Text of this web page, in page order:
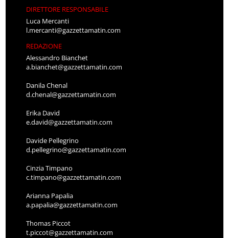
DIRETTORE RESPONSABILE
Luca Mercanti
l.mercanti@gazzettamatin.com
REDAZIONE
Alessandro Bianchet
a.bianchet@gazzettamatin.com
Danila Chenal
d.chenal@gazzettamatin.com
Erika David
e.david@gazzettamatin.com
Davide Pellegrino
d.pellegrino@gazzettamatin.com
Cinzia Timpano
c.timpano@gazzettamatin.com
Arianna Papalia
a.papalia@gazzettamatin.com
Thomas Piccot
t.piccot@gazzettamatin.com